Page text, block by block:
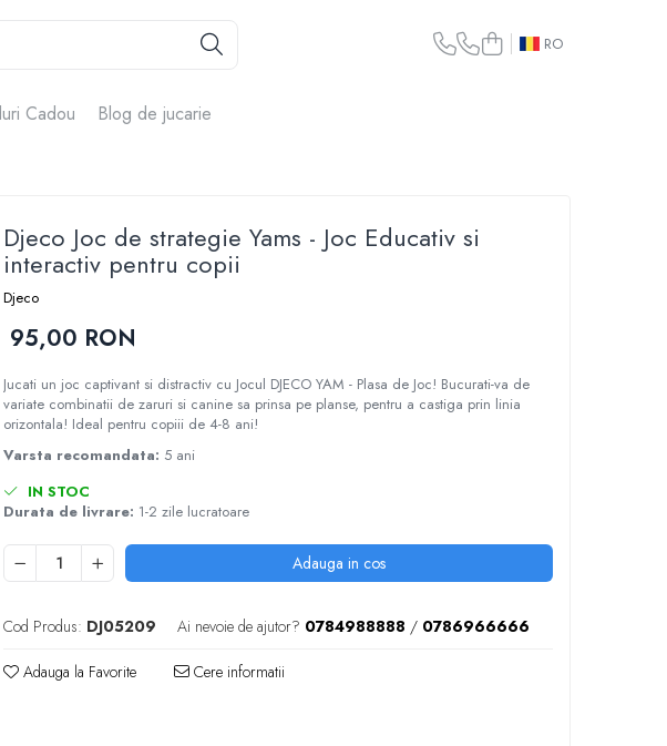
RO
Cadou Blog de jucarie
Djeco Joc de strategie Yams - Joc Educativ si
interactiv pentru copii
Djeco
95,00 RON
Jucati un joc captivant si distractiv cu Jocul DJECO YAM - Plasa de Joc! Bucurati-va de
variate combinatii de zaruri si canine sa prinsa pe planse, pentru a castiga prin linia
orizontala! Ideal pentru copiii de 4-8 ani!
Varsta recomandata: 5 ani
IN STOC
Durata de livrare: 1-2 zile lucratoare
Adauga in cos
Cod Produs: DJ05209 Ai nevoie de ajutor? 0784988888 / 0786966666
Adauga la Favorite Cere informatii